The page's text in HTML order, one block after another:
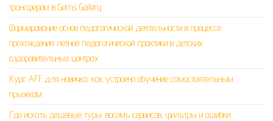
трансфером в Gems Gallery
Формирование основ педагогической деятельности в процессе
прохождения летней педагогической практики в детских
оздоровительных центрах
Курс AFF для новичка: как устроено обучение самостоятельным
прыжкам
Где искать дешёвые туры: восемь сервисов, фильтры и ошибки